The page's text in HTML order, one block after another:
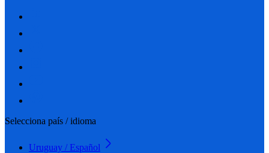
Selecciona país / idioma
Uruguay / Español